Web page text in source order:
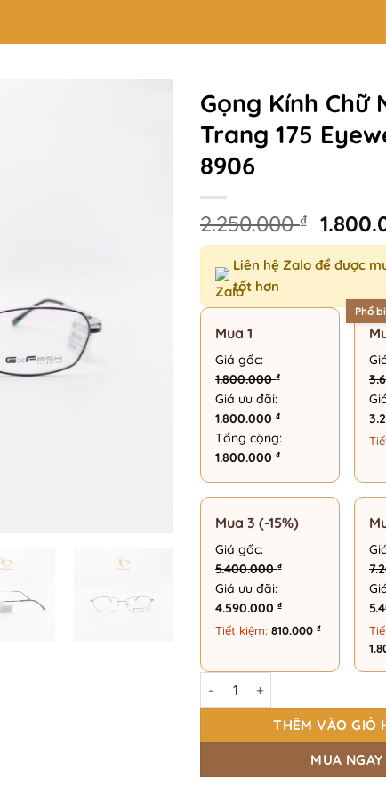
Gọng Kính Chữ
Trang 175
8906
2.250.000₫
Giá
gốc
là:
Liên hệ Zalo để được
tốt hơn
Mua 1
Giá gốc:
1.800.000₫
Giá ưu đãi:
1.800.000 ₫
Tổng cộng:
1.800.000 ₫
Phổ
Mua 3 (-15%)
Giá gốc:
5.400.000₫
Giá ưu đãi:
4.590.000 ₫
Tiết kiệm: 810.000 ₫
Gọng Kính Chữ Nhật Thời
THÊM VÀO GIỎ
MUA NGAY